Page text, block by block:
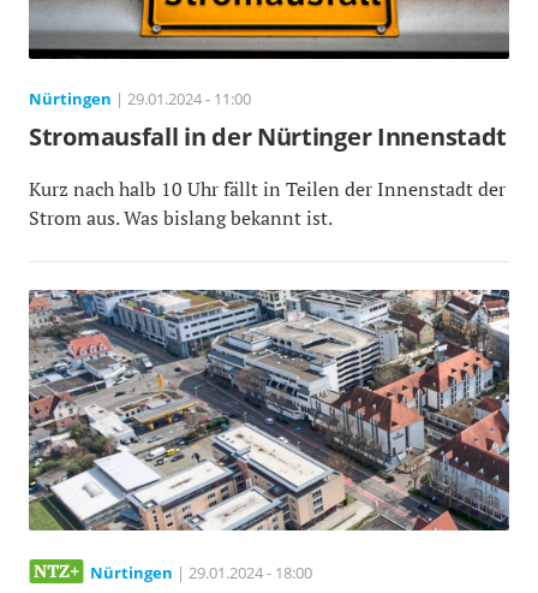
Nürtingen | 29.01.2024 - 11:00
Stromausfall in der Nürtinger Innenstadt
Kurz nach halb 10 Uhr fällt in Teilen der Innenstadt der
Strom aus. Was bislang bekannt ist.
Nürtingen | 29.01.2024 - 18:00